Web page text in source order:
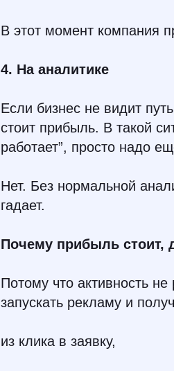
В этот момент компания
4. На аналитике
Если бизнес не видит
стоит прибыль. В такой
работает”, просто надо
Нет. Без нормальной
гадает.
Почему прибыль стоит,
Потому что активность
запускать рекламу и
из клика в заявку,